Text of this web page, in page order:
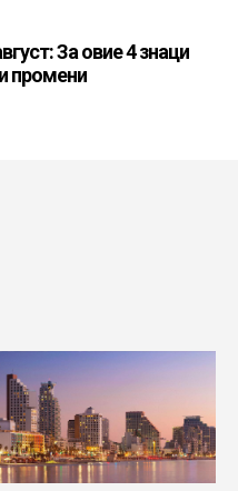
За овие 4 знаци
промени